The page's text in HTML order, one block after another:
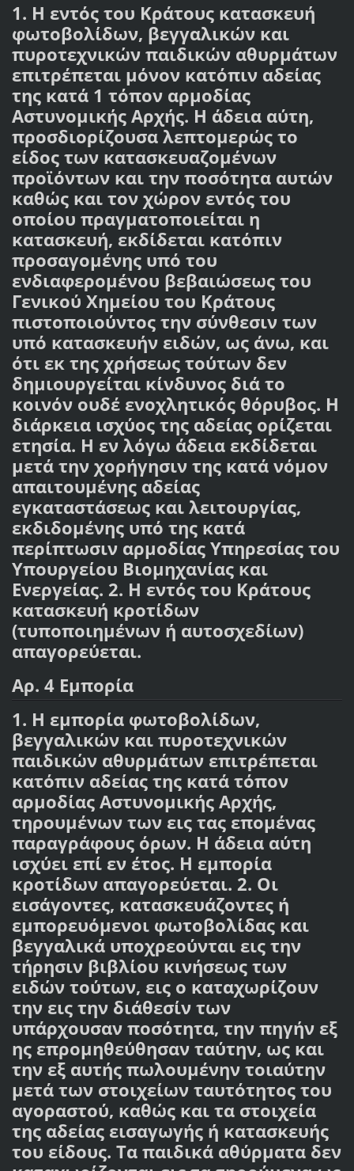
1. Η εντός του Κράτους κατασκευή
φωτοβολίδων, βεγγαλικών και
πυροτεχνικών παιδικών αθυρμάτων
επιτρέπεται μόνον κατόπιν αδείας
της κατά 1 τόπον αρμοδίας
Αστυνομικής Αρχής. Η άδεια αύτη,
προσδιορίζουσα λεπτομερώς το
είδος των κατασκευαζομένων
προϊόντων και την ποσότητα αυτών
καθώς και τον χώρον εντός του
οποίου πραγματοποιείται η
κατασκευή, εκδίδεται κατόπιν
προσαγομένης υπό του
ενδιαφερομένου βεβαιώσεως του
Γενικού Χημείου του Κράτους
πιστοποιούντος την σύνθεσιν των
υπό κατασκευήν ειδών, ως άνω, και
ότι εκ της χρήσεως τούτων δεν
δημιουργείται κίνδυνος διά το
κοινόν ουδέ ενοχλητικός θόρυβος. Η
διάρκεια ισχύος της αδείας ορίζεται
ετησία. Η εν λόγω άδεια εκδίδεται
μετά την χορήγησιν της κατά νόμον
απαιτουμένης αδείας
εγκαταστάσεως και λειτουργίας,
εκδιδομένης υπό της κατά
περίπτωσιν αρμοδίας Υπηρεσίας του
Υπουργείου Βιομηχανίας και
Ενεργείας. 2. Η εντός του Κράτους
κατασκευή κροτίδων
(τυποποιημένων ή αυτοσχεδίων)
απαγορεύεται.
Αρ. 4 Εμπορία
1. Η εμπορία φωτοβολίδων,
βεγγαλικών και πυροτεχνικών
παιδικών αθυρμάτων επιτρέπεται
κατόπιν αδείας της κατά τόπον
αρμοδίας Αστυνομικής Αρχής,
τηρουμένων των εις τας επομένας
παραγράφους όρων. Η άδεια αύτη
ισχύει επί εν έτος. Η εμπορία
κροτίδων απαγορεύεται. 2. Οι
εισάγοντες, κατασκευάζοντες ή
εμπορευόμενοι φωτοβολίδας και
βεγγαλικά υποχρεούνται εις την
τήρησιν βιβλίου κινήσεως των
ειδών τούτων, εις ο καταχωρίζουν
την εις την διάθεσίν των
υπάρχουσαν ποσότητα, την πηγήν εξ
ης επρομηθεύθησαν ταύτην, ως και
την εξ αυτής πωλουμένην τοιαύτην
μετά των στοιχείων ταυτότητος του
αγοραστού, καθώς και τα στοιχεία
της αδείας εισαγωγής ή κατασκευής
του είδους. Τα παιδικά αθύρματα δεν